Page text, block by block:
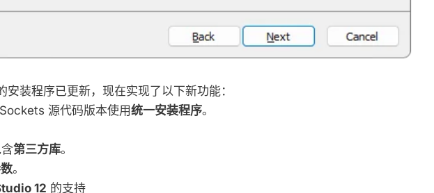
安装程序已更新，现在实现了以下新功能：
源代码版本使用统一安装程序。
第三方库。
。
12 的支持